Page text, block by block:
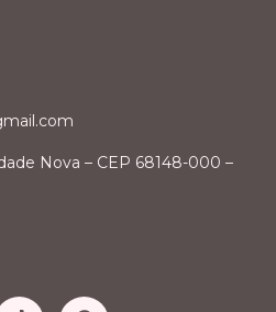
Nova – CEP 68148-000 –